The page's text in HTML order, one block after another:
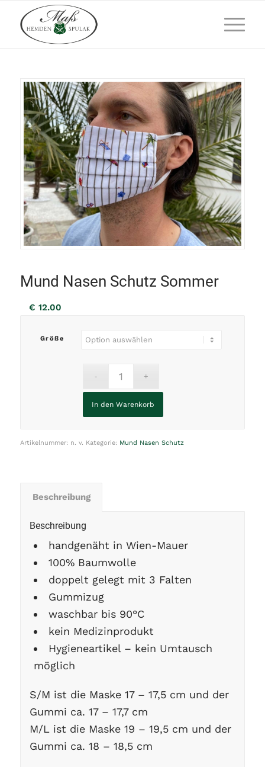
Mund Nasen Schutz Sommer
€ 12.00
Größe
In den Warenkorb
Artikelnummer: n. v. Kategorie: Mund Nasen Schutz
Beschreibung
Beschreibung
handgenäht in Wien-Mauer
100% Baumwolle
doppelt gelegt mit 3 Falten
Gummizug
waschbar bis 90°C
kein Medizinprodukt
Hygieneartikel – kein Umtausch
möglich
S/M ist die Maske 17 – 17,5 cm und der
Gummi ca. 17 – 17,7 cm
M/L ist die Maske 19 – 19,5 cm und der
Gummi ca. 18 – 18,5 cm